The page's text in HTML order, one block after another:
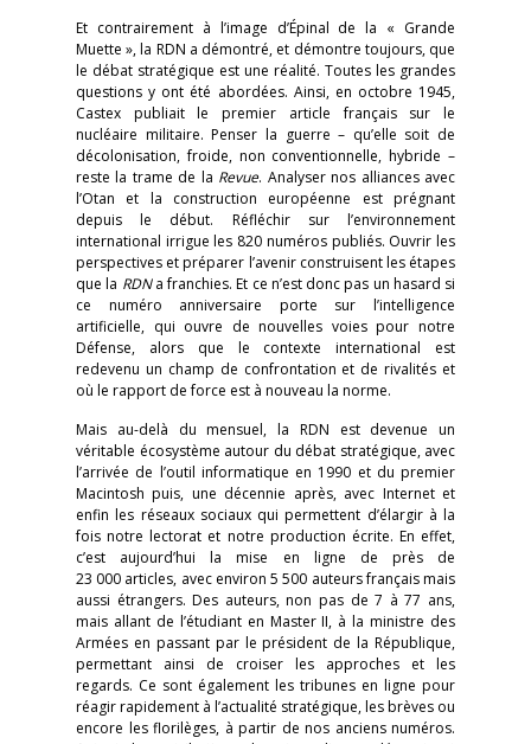
Et contrairement à l’image d’Épinal de la « Grande
Muette », la RDN a démontré, et démontre toujours, que
le débat stratégique est une réalité. Toutes les grandes
questions y ont été abordées. Ainsi, en octobre 1945,
Castex publiait le premier article français sur le
nucléaire militaire. Penser la guerre – qu’elle soit de
décolonisation, froide, non conventionnelle, hybride –
reste la trame de la Revue. Analyser nos alliances avec
l’Otan et la construction européenne est prégnant
depuis le début. Réfléchir sur l’environnement
international irrigue les 820 numéros publiés. Ouvrir les
perspectives et préparer l’avenir construisent les étapes
que la RDNa franchies. Et ce n’est donc pas un hasard si
ce numéro anniversaire porte sur l’intelligence
artificielle, qui ouvre de nouvelles voies pour notre
Défense, alors que le contexte international est
redevenu un champ de confrontation et de rivalités et
où le rapport de force est à nouveau la norme.
Mais au-delà du mensuel, la RDN est devenue un
véritable écosystème autour du débat stratégique, avec
l’arrivée de l’outil informatique en 1990 et du premier
Macintosh puis, une décennie après, avec Internet et
enfin les réseaux sociaux qui permettent d’élargir à la
fois notre lectorat et notre production écrite. En effet,
c’est aujourd’hui la mise en ligne de près de
23 000 articles, avec environ 5 500 auteurs français mais
aussi étrangers. Des auteurs, non pas de 7 à 77 ans,
mais allant de l’étudiant en Master II, à la ministre des
Armées en passant par le président de la République,
permettant ainsi de croiser les approches et les
regards. Ce sont également les tribunes en ligne pour
réagir rapidement à l’actualité stratégique, les brèves ou
encore les florilèges, à partir de nos anciens numéros.